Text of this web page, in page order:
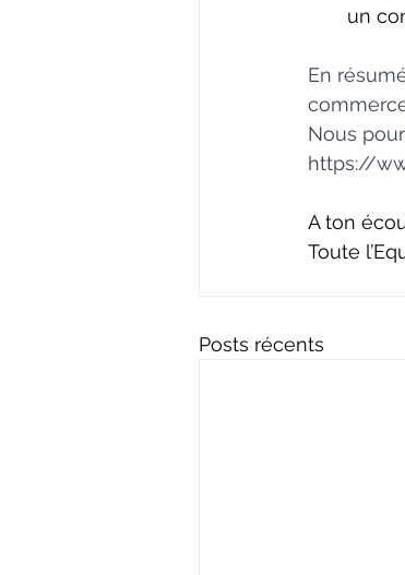
un
En
Nous
https://
A ton
Toute
Posts récents